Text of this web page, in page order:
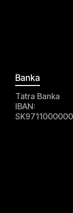
Banka
Tatra Banka
IBAN: